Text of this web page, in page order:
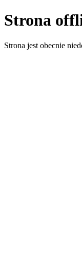
Strona
Strona jest obecnie